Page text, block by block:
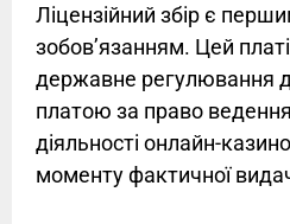
Ліцензійний збір є
зобов’язанням. Цей
державне регулювання
платою за право
діяльності онлайн-
моменту фактичної